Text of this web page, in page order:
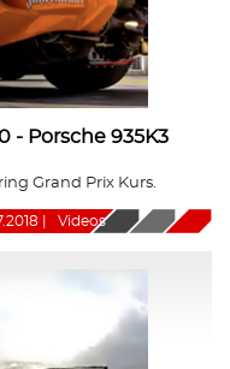
- Porsche 935K3
Grand Prix Kurs.
Videos